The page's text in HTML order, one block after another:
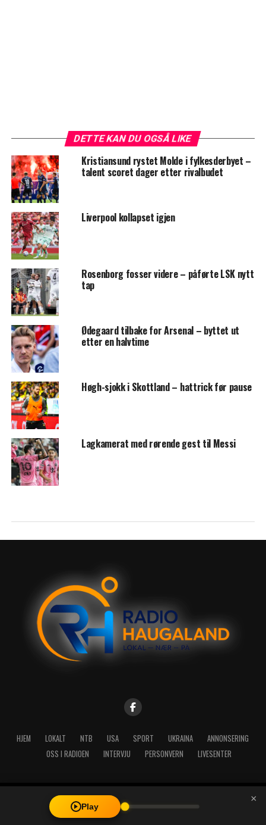
DETTE KAN DU OGSÅ LIKE
Kristiansund rystet Molde i fylkesderbyet –
talent scoret dager etter rivalbudet
Liverpool kollapset igjen
Rosenborg fosser videre – påførte LSK nytt
tap
Ødegaard tilbake for Arsenal – byttet ut
etter en halvtime
Høgh-sjokk i Skottland – hattrick før pause
Lagkamerat med rørende gest til Messi
HJEM LOKALT NTB USA SPORT UKRAINA
ANNONSERING
OSS I RADIOEN
INTERVJU PERSONVERN LIVESENTER
Copyright © 2026 A-Media AS | Radio Haugaland - Haraldsgata 114,
5527 Haugesund - Mail: post@radioh.no - Telefon: 52717273
Play
×